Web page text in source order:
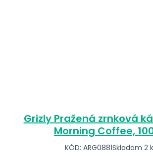
Grizly Pražená zrnková
Morning Coffee,
KÓD: ARG0881Skladom 2